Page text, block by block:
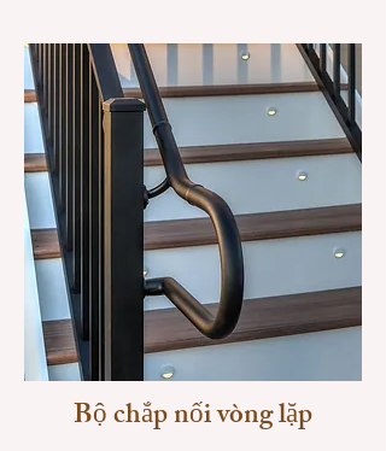
Bộ chắp nối vòng lặp